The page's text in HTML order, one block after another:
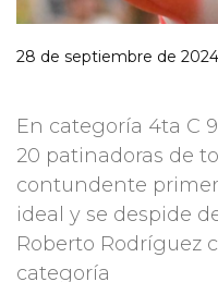
28 de septiembre de 2024
En categoría 4ta C
20 patinadoras de
contundente
ideal y se despide
Roberto Rodríguez
categoría